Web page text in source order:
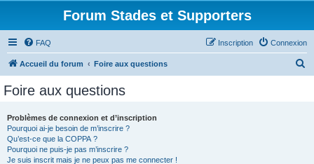
Forum Stades et Supporters
FAQ Connexion
Inscription
Accueil du forum Foire aux questions
Foire aux questions
Problèmes de connexion et d’inscription
Pourquoi ai-je besoin de m’inscrire ?
Qu’est-ce que la COPPA ?
Pourquoi ne puis-je pas m’inscrire ?
Je suis inscrit mais je ne peux pas me connecter !